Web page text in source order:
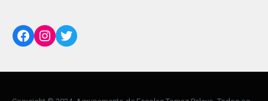
Facebook
Instagram
Twitter